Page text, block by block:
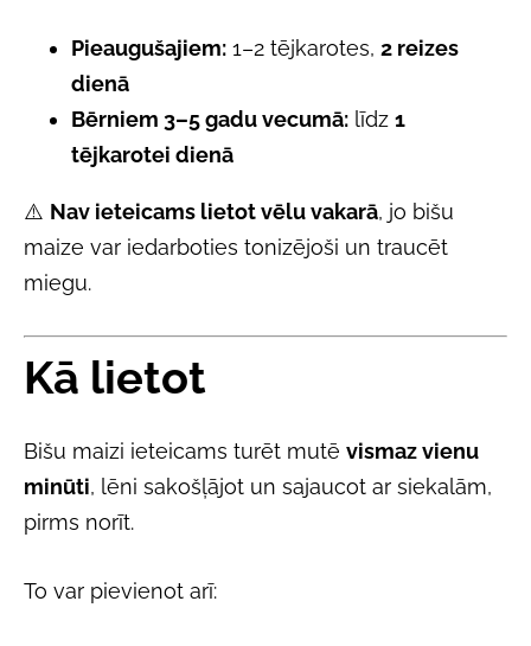
Pieaugušajiem: 1–2 tējkarotes, 2 reizes
dienā
Bērniem 3–5 gadu vecumā: līdz 1
tējkarotei dienā
⚠️ Nav ieteicams lietot vēlu vakarā, jo bišu
maize var iedarboties tonizējoši un traucēt
miegu.
Kā lietot
Bišu maizi ieteicams turēt mutē vismaz vienu
minūti, lēni sakošļājot un sajaucot ar siekalām,
pirms norīt.
To var pievienot arī: